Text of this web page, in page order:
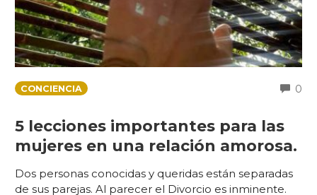
CONCIENCIA 0
5 lecciones importantes para las
mujeres en una relación amorosa.
Dos personas conocidas y queridas están separadas
de sus parejas. Al parecer el Divorcio es inminente.